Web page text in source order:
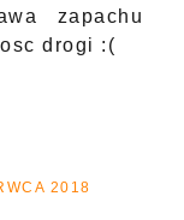
zapachu
drogi :(
2018